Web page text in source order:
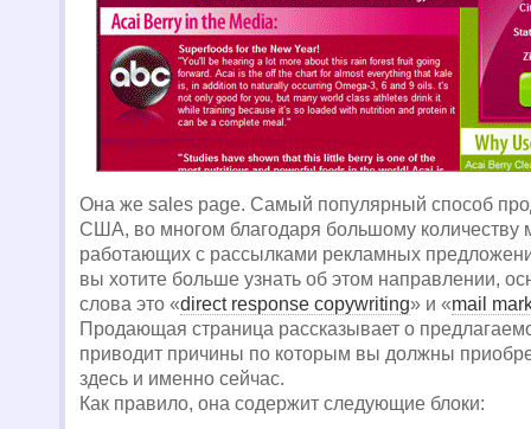
Она же sales page. Самый популярный способ
США, во многом благодаря большому количеству
работающих с рассылками рекламных
вы хотите больше узнать об этом направлении,
слова это «direct response copywriting» и «mail
Продающая страница рассказывает о
приводит причины по которым вы должны
здесь и именно сейчас.
Как правило, она содержит следующие блоки: